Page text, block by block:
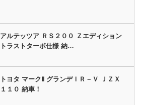
アルテッツア ＲＳ２００ Ｚエディション
トラストターボ仕様 納…
トヨタ マークⅡ グランデＩＲ－Ｖ ＪＺＸ
１１０ 納車！